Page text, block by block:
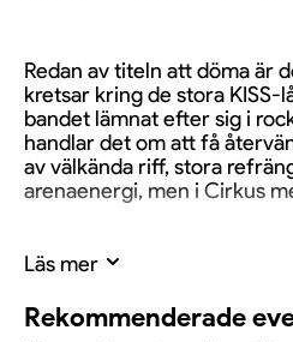
Redan av titeln att döma är
kretsar kring de stora KISS-
bandet lämnat efter sig i
handlar det om att få
av välkända riff, stora
arenaenergi, men i Cirkus
En kväll byggd för
Läs mer
Rekommenderade